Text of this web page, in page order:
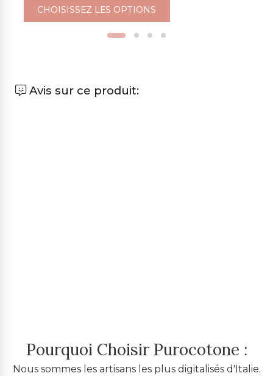
CHOISISSEZ LES OPTIONS
Avis sur ce produit:
Pourquoi Choisir Purocotone :
Nous sommes les artisans les plus digitalisés d'Italie.